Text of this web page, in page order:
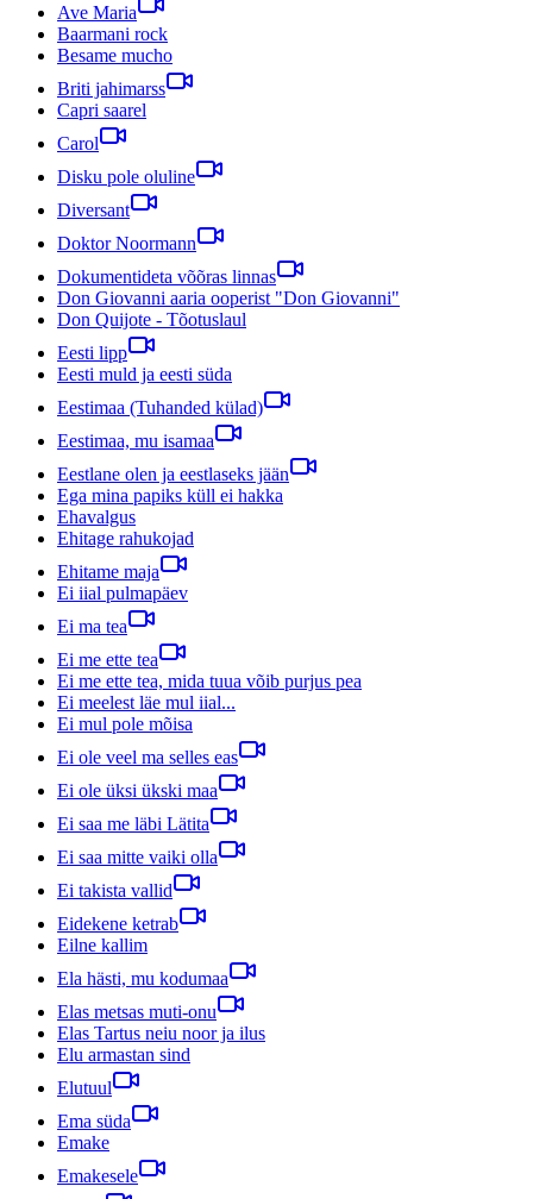
Ave Maria
Baarmani rock
Besame mucho
Briti jahimarss
Capri saarel
Carol
Disku pole oluline
Diversant
Doktor Noormann
Dokumentideta võõras linnas
Don Giovanni aaria ooperist "Don Giovanni"
Don Quijote - Tõotuslaul
Eesti lipp
Eesti muld ja eesti süda
Eestimaa (Tuhanded külad)
Eestimaa, mu isamaa
Eestlane olen ja eestlaseks jään
Ega mina papiks küll ei hakka
Ehavalgus
Ehitage rahukojad
Ehitame maja
Ei iial pulmapäev
Ei ma tea
Ei me ette tea
Ei me ette tea, mida tuua võib purjus pea
Ei meelest läe mul iial...
Ei mul pole mõisa
Ei ole veel ma selles eas
Ei ole üksi ükski maa
Ei saa me läbi Lätita
Ei saa mitte vaiki olla
Ei takista vallid
Eidekene ketrab
Eilne kallim
Ela hästi, mu kodumaa
Elas metsas muti-onu
Elas Tartus neiu noor ja ilus
Elu armastan sind
Elutuul
Ema süda
Emake
Emakesele